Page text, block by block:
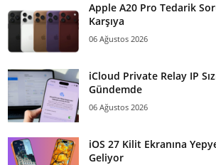
Apple A20 Pro Tedarik
Karşıya
06 Ağustos 2026
iCloud Private Relay IP
Gündemde
06 Ağustos 2026
iOS 27 Kilit Ekranına
Geliyor